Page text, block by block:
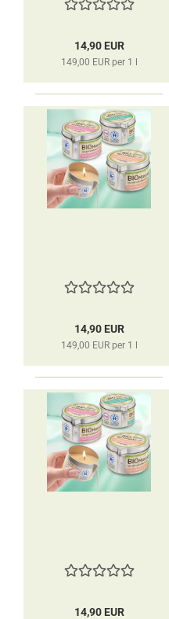
14,90 EUR
149,00 EUR per 1 l
14,90 EUR
149,00 EUR per 1 l
14,90 EUR